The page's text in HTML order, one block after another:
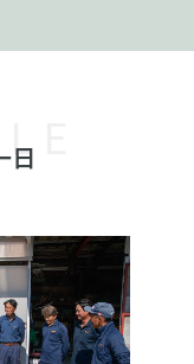
日